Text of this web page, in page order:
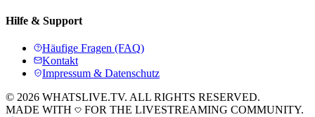
Hilfe & Support
Häufige Fragen (FAQ)
Kontakt
Impressum & Datenschutz
© 2026 WHATSLIVE.TV. ALL RIGHTS RESERVED.
MADE WITH
FOR THE LIVESTREAMING COMMUNITY.